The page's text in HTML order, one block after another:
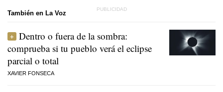
También en La Voz
Dentro o fuera de la sombra:
comprueba si tu pueblo verá el eclipse
parcial o total
XAVIER FONSECA